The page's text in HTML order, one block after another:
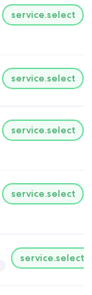
service.select
service.select
service.select
service.select
service.select